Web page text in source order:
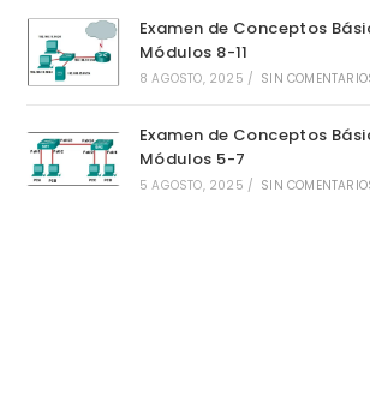
Examen de Conceptos
Módulos 8-11
8 AGOSTO, 2025 / SIN
Examen de Conceptos
Módulos 5-7
5 AGOSTO, 2025 / SIN